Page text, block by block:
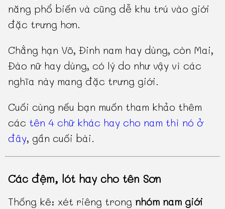
năng phổ biến và cũng dễ khu trú vào giới
đặc trưng hơn.
Chẳng hạn Võ, Đinh nam hay dùng, còn Mai,
Đào nữ hay dùng, có lý do như vậy vì các
nghĩa này mang đặc trưng giới.
Cuối cùng nếu bạn muốn tham khảo thêm
các tên 4 chữ khác hay cho nam thì nó ở
đây, gần cuối bài.
Các đệm, lót hay cho tên Sơn
Thống kê: xét riêng trong nhóm nam giới